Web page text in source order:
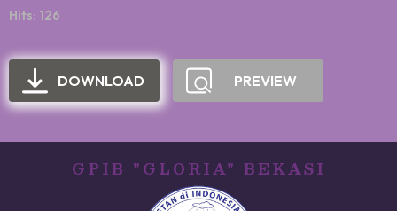
Hits: 126
DOWNLOAD PREVIEW
GPIB "GLORIA" BEKASI